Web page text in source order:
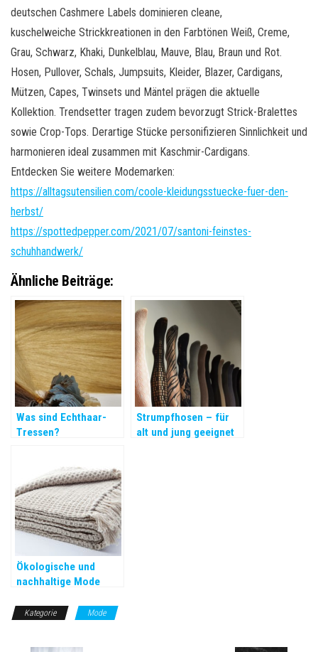
deutschen Cashmere Labels dominieren cleane,
kuschelweiche Strickkreationen in den Farbtönen Weiß, Creme,
Grau, Schwarz, Khaki, Dunkelblau, Mauve, Blau, Braun und Rot.
Hosen, Pullover, Schals, Jumpsuits, Kleider, Blazer, Cardigans,
Mützen, Capes, Twinsets und Mäntel prägen die aktuelle
Kollektion. Trendsetter tragen zudem bevorzugt Strick- Bralettes
sowie Crop-Tops. Derartige Stücke personifizieren Sinnlichkeit und
harmonieren ideal zusammen mit Kaschmir-Cardigans.
Entdecken Sie weitere Modemarken:
https://alltagsutensilien.com/coole-kleidungsstuecke-fuer-den-
herbst/
https://spottedpepper.com/2021/07/santoni-feinstes-
schuhhandwerk/
Ähnliche Beiträge:
Was sind Echthaar-
Tressen?
Strumpfhosen – für
alt und jung geeignet
Ökologische und
nachhaltige Mode
Kategorie Mode